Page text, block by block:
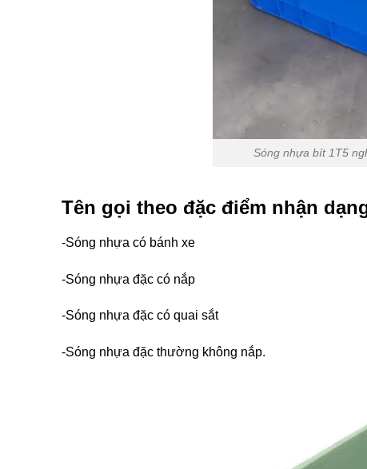
Sóng nhựa bít 1T5
Tên gọi theo đặc điểm nhận
-Sóng nhựa có bánh xe
-Sóng nhựa đặc có nắp
-Sóng nhựa đặc có quai sắt
-Sóng nhựa đặc thường không nắp.